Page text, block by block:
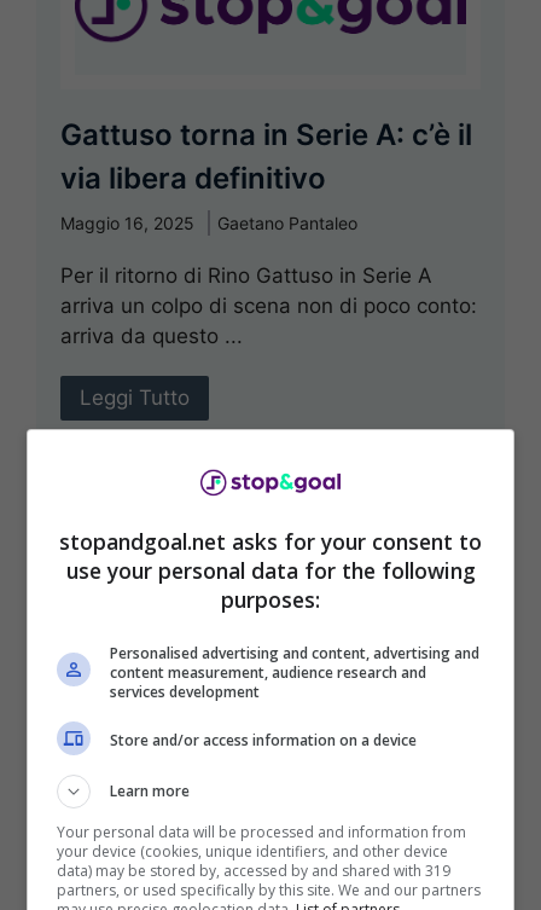
Gattuso torna in Serie A: c’è il
via libera definitivo
Maggio 16, 2025 Gaetano Pantaleo
Per il ritorno di Rino Gattuso in Serie A
arriva un colpo di scena non di poco conto:
arriva da questo ...
Leggi Tutto
Grealish sbarca in Serie A:
niente Napoli, obiettivo
Scudetto
Maggio 15, 2025
In maniera del tutto inattesa Jack Grealish
potrebbe seriamente salutare il
stopandgoal.net asks for your consent to
use your personal data for the following
purposes:
Personalised advertising and content, advertising and
content measurement, audience research and
services development
Store and/or access information on a device
Learn more
Your personal data will be processed and information from
your device (cookies, unique identifiers, and other device
data) may be stored by, accessed by and shared with 319
partners, or used specifically by this site. We and our partners